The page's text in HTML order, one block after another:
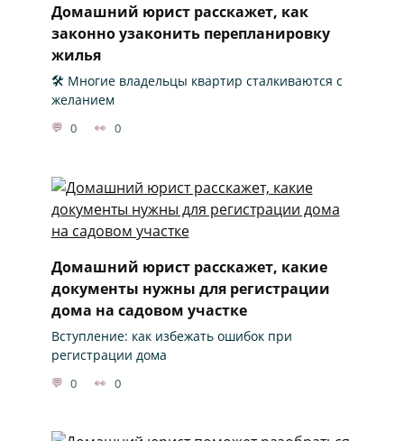
Домашний юрист расскажет, как
законно узаконить перепланировку
жилья
🛠️ Многие владельцы квартир сталкиваются с
желанием
0 0
Домашний юрист расскажет, какие
документы нужны для регистрации
дома на садовом участке
Вступление: как избежать ошибок при
регистрации дома
0 0